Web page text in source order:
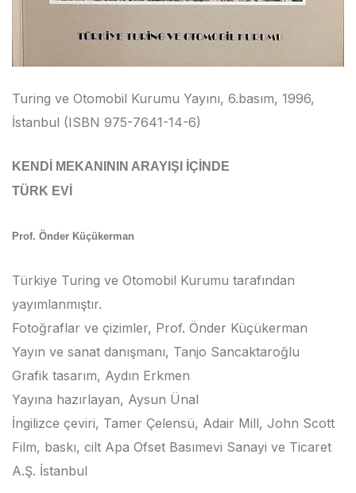
Turing ve Otomobil Kurumu Yayını, 6.basım, 1996,
İstanbul (ISBN 975-7641-14-6)
KENDİ MEKANININ ARAYIŞI İÇİNDE
TÜRK EVİ
Prof. Önder Küçükerman
Türkiye Turing ve Otomobil Kurumu tarafından
yayımlanmıştır.
Fotoğraflar ve çizimler, Prof. Önder Küçükerman
Yayın ve sanat danışmanı, Tanjo Sancaktaroğlu
Grafik tasarım, Aydın Erkmen
Yayına hazırlayan, Aysun Ünal
İngilizce çeviri, Tamer Çelensü, Adair Mill, John Scott
Film, baskı, cilt Apa Ofset Basımevi Sanayi ve Ticaret
A.Ş. İstanbul